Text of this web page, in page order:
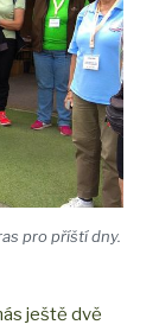
pro příští dny.
ještě dvě